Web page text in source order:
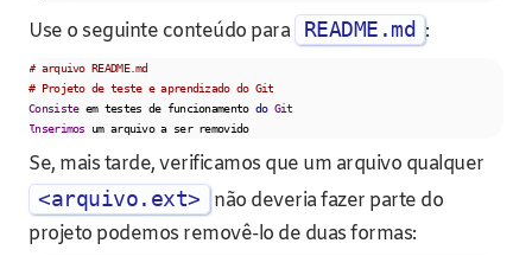
Use o seguinte conteúdo para README.md :
# arquivo README.md
# Projeto de teste e aprendizado do Git
Consiste em testes de funcionamento do Git
Inserimos um arquivo a ser removido
Se, mais tarde, verificamos que um arquivo qualquer
<arquivo.ext>
não deveria fazer parte do
projeto podemos removê-lo de duas formas: